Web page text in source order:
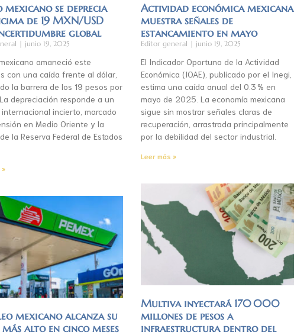
mexicano se deprecia
de 19 MXN/USD
global
junio 19, 2025
amaneció este
con una caída frente al dólar,
la barrera de los 19 pesos por
depreciación responde a un
incierto, marcado
en Medio Oriente y la
la Reserva Federal de Estados
»
Actividad económica mexicana
muestra señales de
estancamiento en mayo
Editor general junio 19, 2025
El Indicador Oportuno de la Actividad
Económica (IOAE), publicado por el Inegi,
estima una caída anual del 0.3 % en
mayo de 2025. La economía mexicana
sigue sin mostrar señales claras de
recuperación, arrastrada principalmente
por la debilidad del sector industrial.
Leer más »
mexicano alcanza su
alto en cinco meses
Multiva inyectará 170 000
millones de pesos a
infraestructura dentro del